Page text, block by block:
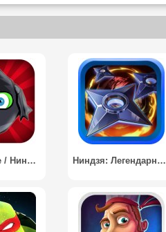
Ninja Zombie / Ниндзя Зомби Ниндзя: Легендарные Воины